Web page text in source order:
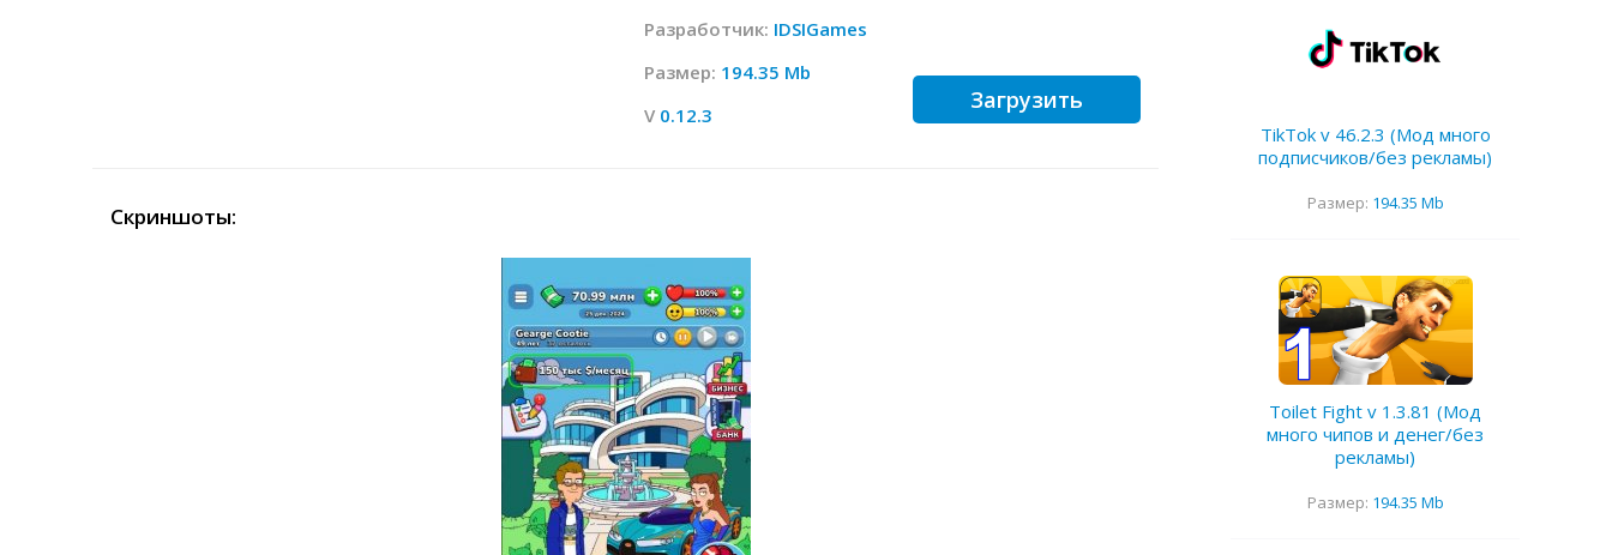
Разработчик: IDSIGames
Размер: 194.35 Mb
V 0.12.3
Загрузить
Скриншоты:
TikTok v 46.2.3 (Мод много
подписчиков/без рекламы)
Размер: 194.35 Mb
Toilet Fight v 1.3.81 (Мод
много чипов и денег/без
рекламы)
Размер: 194.35 Mb